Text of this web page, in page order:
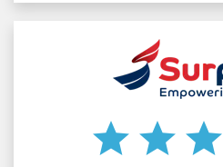
star star star